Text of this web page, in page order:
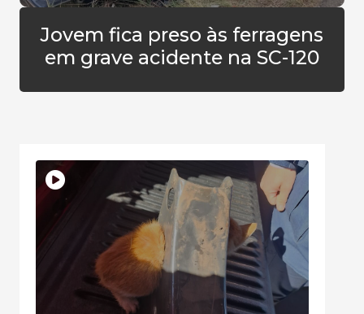
Jovem fica preso às ferragens
em grave acidente na SC-120